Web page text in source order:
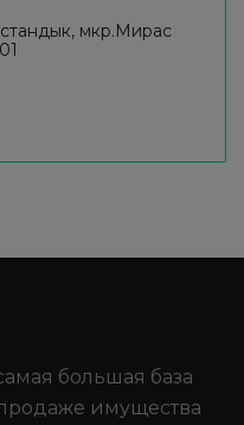
мкр.Мирас
большая база
имущества